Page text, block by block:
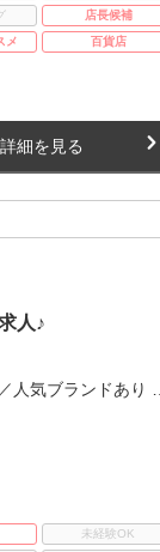
店長候補
メ 百貨店
詳細を見る
人♪
人気ブランドあり …
未経験OK